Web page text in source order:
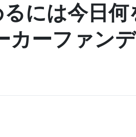
には今日何
ーファン